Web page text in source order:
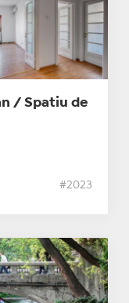
/ Spatiu de
#2023